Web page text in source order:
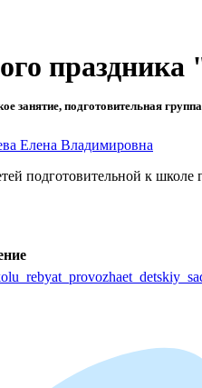
занятие, подготовительная
Елена Владимировна
подготовительной к школе